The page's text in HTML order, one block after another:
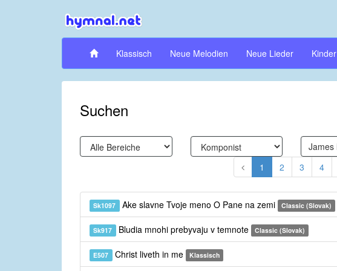
Klassisch Neue Melodien Neue Lieder Kinder
Suchen
1 2 3 4
Sk1097 Ake slavne Tvoje meno O Pane na zemi Classic (Slovak)
Sk917 Bludia mnohi prebyvaju v temnote Classic (Slovak)
E507 Christ liveth in me Klassisch